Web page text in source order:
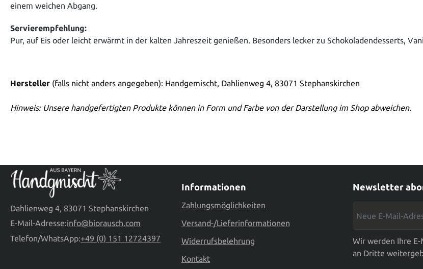
einem weichen Abgang.
Servierempfehlung:
Pur, auf Eis oder leicht erwärmt in der kalten Jahreszeit genießen. Besonders lecker zu Schokoladendesserts,
Hersteller (falls nicht anders angegeben): Handgemischt, Dahlienweg 4, 83071 Stephanskirchen
Hinweis: Unsere handgefertigten Produkte können in Form und Farbe von der Darstellung im Shop abweichen.
Dahlienweg 4, 83071 Stephanskirchen
E-Mail-Adresse:info@biorausch.com
Telefon/WhatsApp:+49 (0) 151 12724397
Informationen
Zahlungsmöglichkeiten
Versand-/Lieferinformationen
Widerrufsbelehrung
Kontakt
Newsletter
Neue E-Mail-
Wir werden Ihre
an Dritte